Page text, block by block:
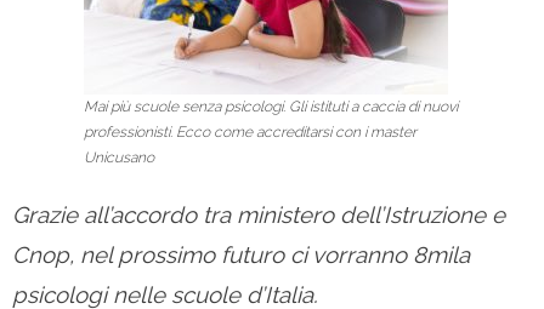
Mai più scuole senza psicologi. Gli istituti a caccia di nuovi
professionisti. Ecco come accreditarsi con i master
Unicusano
Grazie all’accordo tra ministero dell’Istruzione e
Cnop, nel prossimo futuro ci vorranno 8mila
psicologi nelle scuole d’Italia.